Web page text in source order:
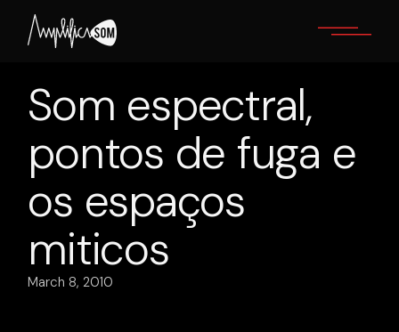
content
Som espectral,
pontos de fuga e
os espaços
miticos
March 8, 2010